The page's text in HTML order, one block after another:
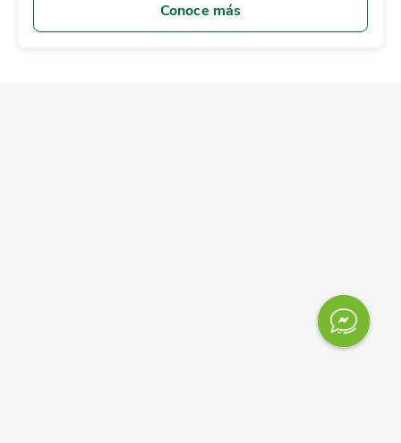
Conoce más